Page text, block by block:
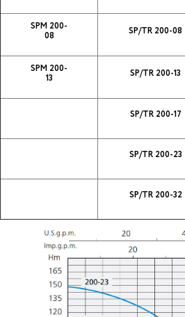
SPM 200-
08
SP/TR 200-08
SPM 200-
13
SP/TR 200-13
SP/TR 200-17
SP/TR 200-23
SP/TR 200-32